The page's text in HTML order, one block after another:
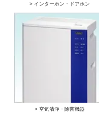
> インターホン・ドアホン
> 空気清浄・除菌機器